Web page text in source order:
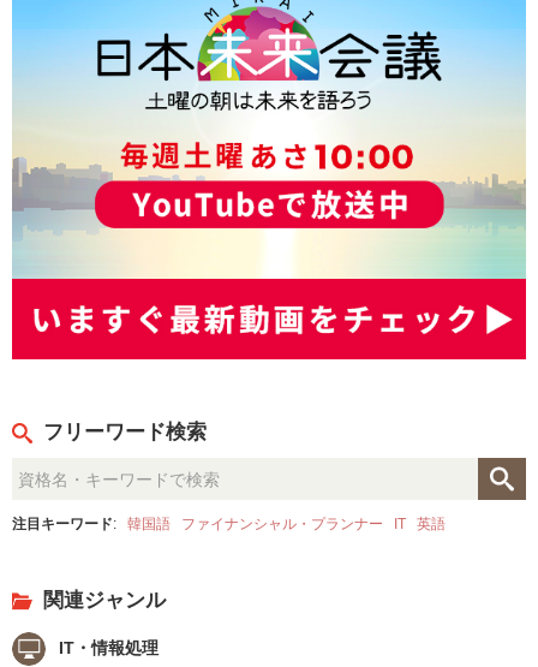
フリーワード検索
注目キーワード: 韓国語 ファイナンシャル・プランナー IT 英語
関連ジャンル
IT・情報処理